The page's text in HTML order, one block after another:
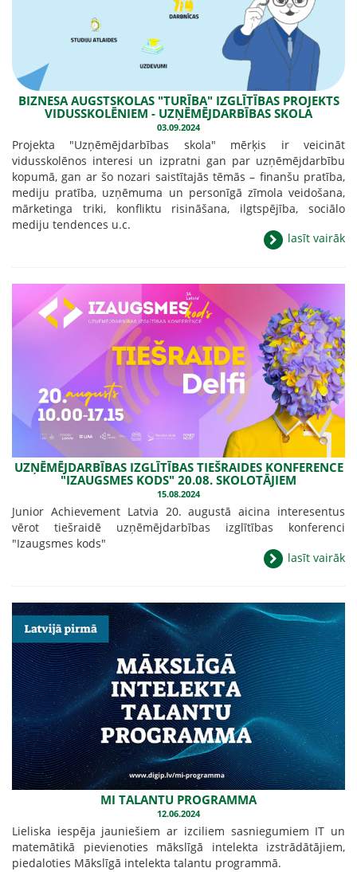
BIZNESA AUGSTSKOLAS "TURĪBA" IZGLĪTĪBAS PROJEKTS
VIDUSSKOLĒNIEM - UZŅĒMĒJDARBĪBAS SKOLA
03.09.2024
Projekta "Uzņēmējdarbības skola" mērķis ir veicināt
vidusskolēnos interesi un izpratni gan par uzņēmējdarbību
kopumā, gan ar šo nozari saistītajās tēmās – finanšu pratība,
mediju pratība, uzņēmuma un personīgā zīmola veidošana,
mārketinga triki, konfliktu risināšana, ilgtspējība, sociālo
mediju tendences u.c.
lasīt vairāk
UZŅĒMĒJDARBĪBAS IZGLĪTĪBAS TIEŠRAIDES KONFERENCE
"IZAUGSMES KODS" 20.08. SKOLOTĀJIEM
15.08.2024
Junior Achievement Latvia 20. augustā aicina interesentus
vērot tiešraidē uzņēmējdarbības izglītības konferenci
"Izaugsmes kods"
lasīt vairāk
MI TALANTU PROGRAMMA
12.06.2024
Lieliska iespēja jauniešiem ar izciliem sasniegumiem IT un
matemātikā pievienoties mākslīgā intelekta izstrādātājiem,
piedaloties Mākslīgā intelekta talantu programmā.